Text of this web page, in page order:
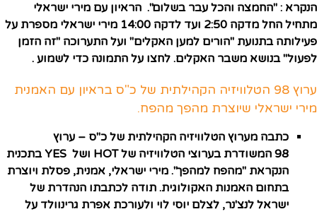
הנקרא : "החמצה והכל עבר בשלום". הראיון עם מירי ישראלי
מתחיל החל מדקה 2:50 ועד לדקה 14:00 מירי ישראלי מספרת על
פעילותה בתנועת "הורים למען האקלים" ועל התערוכה "זה הזמן
לפעול" בנושא משבר האקלים. לחצו על התמונה כדי לשמוע .
ערוץ 98 הטלוויזיה הקהילתית של כ"ס בראיון עם האמנית
מירי ישראלי שיוצרת מהפך מהפח.
כתבה מערוץ הטלוויזיה הקהילתית של כ"ס – ערוץ
98 המשודרת בערוצי הטלוויזיה של HOT ושל YES בתכנית
הנקראת "מהפח למהפך". מירי ישראלי, אמנית, פסלת ויוצרת
בתחום האמנות האקולוגית. תודה לכתבתו הנהדרת של
ישראל לנצ'נר, לצלם יוסי לוי ולעורכת אפרת גרינוולד על